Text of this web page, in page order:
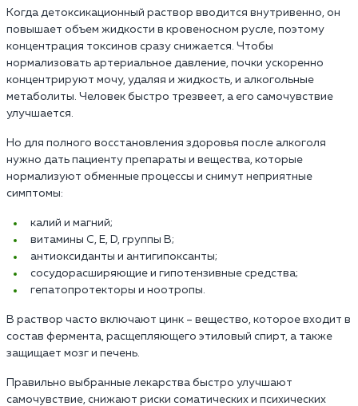
Когда детоксикационный раствор вводится внутривенно, он
повышает объем жидкости в кровеносном русле, поэтому
концентрация токсинов сразу снижается. Чтобы
нормализовать артериальное давление, почки ускоренно
концентрируют мочу, удаляя и жидкость, и алкогольные
метаболиты. Человек быстро трезвеет, а его самочувствие
улучшается.
Но для полного восстановления здоровья после алкоголя
нужно дать пациенту препараты и вещества, которые
нормализуют обменные процессы и снимут неприятные
симптомы:
калий и магний;
витамины С, Е, D, группы В;
антиоксиданты и антигипоксанты;
сосудорасширяющие и гипотензивные средства;
гепатопротекторы и ноотропы.
В раствор часто включают цинк – вещество, которое входит в
состав фермента, расщепляющего этиловый спирт, а также
защищает мозг и печень.
Правильно выбранные лекарства быстро улучшают
самочувствие, снижают риски соматических и психических